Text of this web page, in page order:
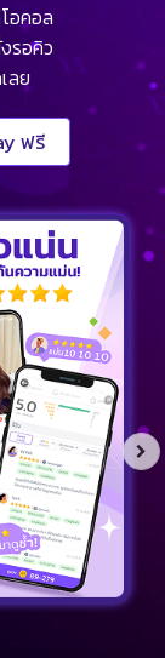
อคอล
รอคิว
ลย
ฟรี